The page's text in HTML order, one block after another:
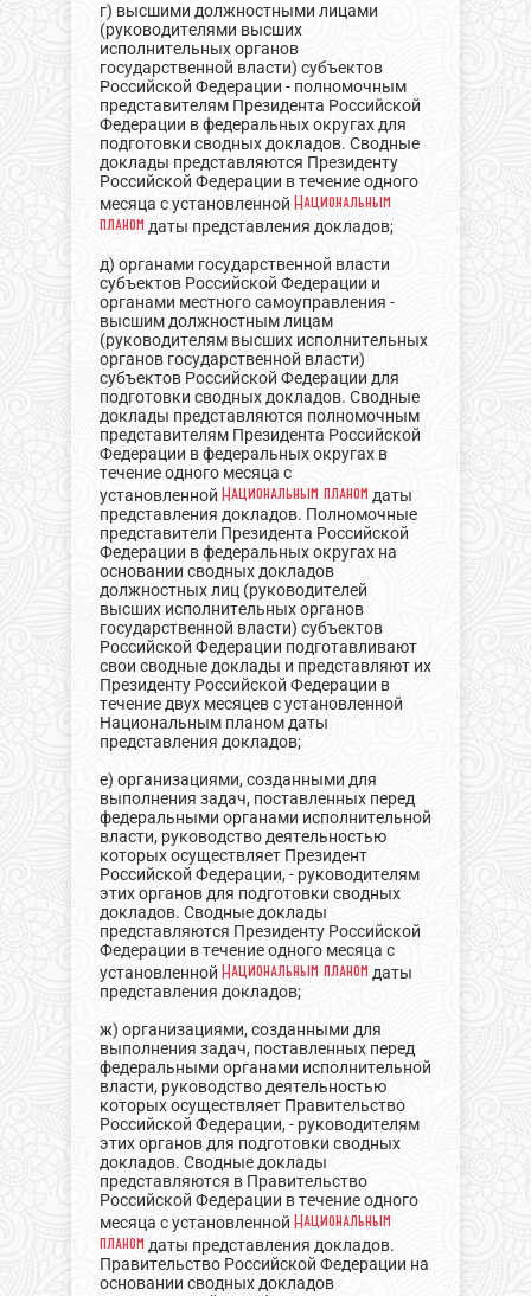
г) высшими должностными лицами
(руководителями высших
исполнительных органов
государственной власти) субъектов
Российской Федерации - полномочным
представителям Президента Российской
Федерации в федеральных округах для
подготовки сводных докладов. Сводные
доклады представляются Президенту
Российской Федерации в течение одного
месяца с установленной Национальным
планом даты представления докладов;
д) органами государственной власти
субъектов Российской Федерации и
органами местного самоуправления -
высшим должностным лицам
(руководителям высших исполнительных
органов государственной власти)
субъектов Российской Федерации для
подготовки сводных докладов. Сводные
доклады представляются полномочным
представителям Президента Российской
Федерации в федеральных округах в
течение одного месяца с
установленной Национальным планом даты
представления докладов. Полномочные
представители Президента Российской
Федерации в федеральных округах на
основании сводных докладов
должностных лиц (руководителей
высших исполнительных органов
государственной власти) субъектов
Российской Федерации подготавливают
свои сводные доклады и представляют их
Президенту Российской Федерации в
течение двух месяцев с установленной
Национальным планом даты
представления докладов;
е) организациями, созданными для
выполнения задач, поставленных перед
федеральными органами исполнительной
власти, руководство деятельностью
которых осуществляет Президент
Российской Федерации, - руководителям
этих органов для подготовки сводных
докладов. Сводные доклады
представляются Президенту Российской
Федерации в течение одного месяца с
установленной Национальным планом даты
представления докладов;
ж) организациями, созданными для
выполнения задач, поставленных перед
федеральными органами исполнительной
власти, руководство деятельностью
которых осуществляет Правительство
Российской Федерации, - руководителям
этих органов для подготовки сводных
докладов. Сводные доклады
представляются в Правительство
Российской Федерации в течение одного
месяца с установленной Национальным
планом даты представления докладов.
Правительство Российской Федерации на
основании сводных докладов